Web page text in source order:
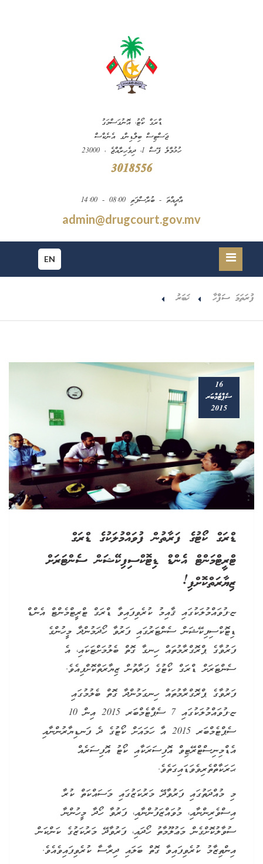
ޑްރަގް ކޯޓު، އޮނުގަސްމަގު
ޖަސްޓިސް ބިލްޑިންގ އެނެކްސް
ހުޅުމާލެ ފޭސް 1، ދިވެހިރާއްޖެ ، 23000
3018556
އާދީއްތަ - ބުރާސްފަތި 08:00 - 14:00
admin@drugcourt.gov.mv
EN
ފުރަތަމަ ސަފްހާ ޚަބަރު
16
ސެޕްޓެމްބަރ
2015
ޑްރަގް ކޯޓުގެ ފަރާތުން ފުވައްމުލަކުގެ ޑްރަގް
ޓްރީޓްމަންޓް އެންޑް ޑިޓޮކްސިފިކޭޝަން ސެންޓަރަށް
ޒިޔާރަތްކޮށްފި!
ޏ.ފުވައްމުލަކުގައި ޤާއިމު ކުރެވިފައިވާ ޑްރަގް ޓްރީޓްމެންޓް އެންޑް
ޑިޓޮކްސިފިކޭޝަން ސެންޓަރުގައި ފަރުވާ ހޯދަމުންދާ މީހުންގެ
ފަރުވާގެ ޕްރޮގްރާމުތައް ހިނގާ ގޮތް ބެލުމަށްޓަކައި، އެ
ސެންޓަރަށް ޑްރަގް ކޯޓުގެ ފަރާތުން ޒިޔާރަތްކޮށްފިއެވެ.
ފަރުވާގެ ޕްރޮގްރާމުތައް ހިނގަމުންދާ ގޮތް ބެލުމުގައި
ޏ.ފުވައްމުލަކުގައި 7 ސެޕްޓެމްބަރ 2015 އިން 10
ސެޕްޓެމްބަރ 2015 އާ ހަމައަށް ކޯޓުގެ ދެ ފަނޑިޔާރުންނާއި
އެޑްމިނިސްޓްރޭޓިވް އޮފިސަރަކާއި ކޯޓު އޮފިސަރެއް
ޙަރަކާތްތެރިވެވަޑައިގަތެވެ.
މި މުއްދަތުގައި ފަރުވާދޭ މަރުކަޒުގައި މަސައްކަތް ކުރާ
އިސްވެރިންނާއި، މުވައްޒަފުންނާއި، ފަރުވާ ހޯދާ މީހުންނާ
ސުވާލުކޮށްގެން މަޢުލޫމާތު ހޯދައި، ފަރުވާދޭ މަރުކަޒުގެ ކަންކަން
އިންތިޒާމު ކުރެވިފައިވާ ގޮތް ބަލައި ދިރާސާ ކުރެވިފައިވެއެވެ.